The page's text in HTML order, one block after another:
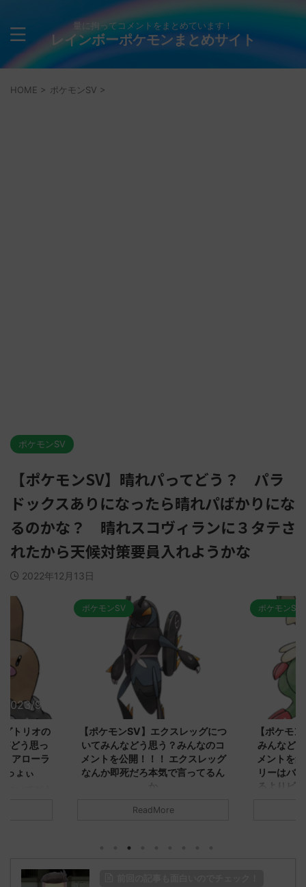
量に拘ってコメントをまとめています！
レインボーポケモンまとめサイト
HOME > ポケモンSV >
ポケモンSV
【ポケモンSV】晴れパってどう？ パラ
ドックスありになったら晴れパばかりにな
るのかな？ 晴れスコヴィランに３タテさ
れたから天候対策要員入れようかな
2022年12月13日
2023/9/8
トリオの
どう思っ
アローラ
っょぃ
リージョ
ポケモンSV
【ポケモンSV】エクスレッグにつ
いてみんなどう思う？みんなのコ
メントを公開！！！ エクスレッグ
なんか即死だろ本気で言ってるん
か
う思ってる？ 初めの記事 元のス
た！ (ﾜｯﾁｮｲW d56d-NwUu)
2023/06/28(水)
ReadMore
ポケモンSV
【ポケモ
みんなど
メントを
リーはバ
るよりビ